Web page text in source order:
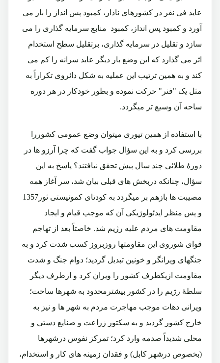
عاید فی نفر در کشورهای نادار، کمبود پس انداز را بار می
آورد و کمبود پس انداز، کمبود منابع سرمایه گذاری را می
سازد و تقلیل در سرمایه گذاری، برتقلیل سطح استخدام
اثر می گذارد که این وضع بار دیگر عاید سرانه را کم می
کند و به همین ترتیب این عملیه به شکل دائروی تکراراً به
مثل یک "فنر" حرکت نموده و بطور خودکار در هر دوره
ساحه آن وسیع تر میگردد.
با استفاده از همین تیوری میتوان وضع عمومی کشوررا
بررسی کرد و به این سؤال جواب گفت که چرا آرزو ها در
دورۀ طلائی چند سال پیش تحقق نیافتند؟ پاسخ به این
سؤال، چنانکه دربخش های قبلی بیان شد، سر آغاز همه
مصیبت ها بازهم بر میگردد به کودتای کمونیستی ثور1357
و پس منظر ایدئولوژیکی آن که موجب قیام و ایجاد
مقاومت های مردم علیه رژیم شد. خاصتاً بعد از تهاجم
قوای شوروی این مقاومتها روزبروز کسب شدت کرد و به
جنگهای ویرانگر و خونین تبدیل گردید؛ دوام جنگ و شدت
مقاومت ازیکطرف کشور را ویران کرد و ازطرف دیگر
سلطۀ رژیم را در کشور بیشترمحدود به شهرها ساخت؛
ویرانی دهات موجب مهاجرت مردم به شهر ها و نیز به
خارج کشور گردید و به سکتور زراعت و صنایع دستی و
محلی شدیداً صدمه وارد کرد؛ تمرکز نفوس درشهرها
(بخصوص درشهر کابل) و فقدان زمینه های کار و استخدام،